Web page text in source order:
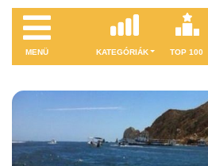
MENÜ KATEGÓRIÁK TOP 100